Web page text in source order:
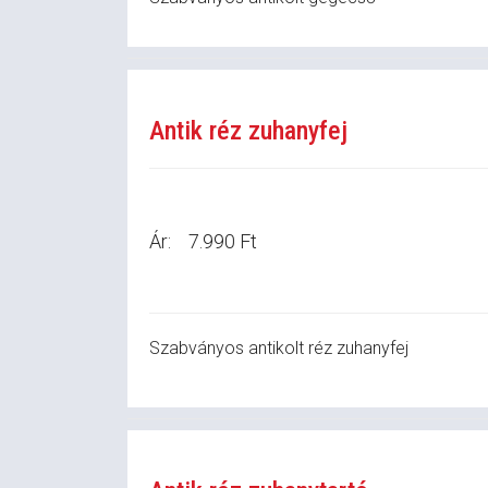
Antik réz zuhanyfej
Ár: 7.990 Ft
Szabványos antikolt réz zuhanyfej